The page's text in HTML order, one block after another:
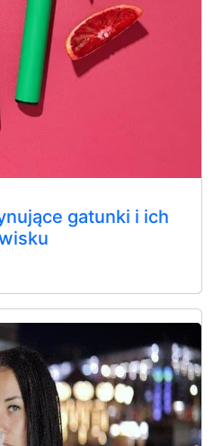
gatunki i ich